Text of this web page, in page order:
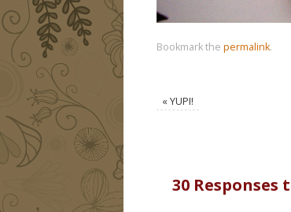
Bookmark the permalink.
« YUPI!
30 Responses